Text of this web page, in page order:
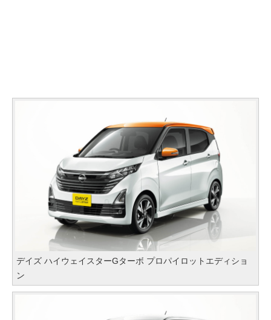
デイズ ハイウェイスターGターボ プロパイロットエディショ
ン